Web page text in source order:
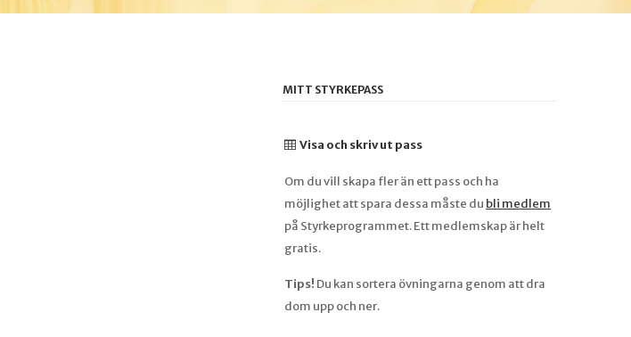
MITT STYRKEPASS
Visa och skriv ut pass
Om du vill skapa fler än ett pass och ha
möjlighet att spara dessa måste du bli medlem
på Styrkeprogrammet. Ett medlemskap är helt
gratis.
Tips! Du kan sortera övningarna genom att dra
dom upp och ner.